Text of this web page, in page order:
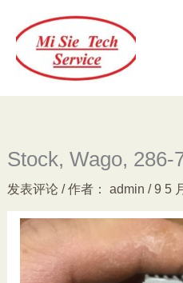
Stock, Wago, 286-
发表评论 / 作者： admin /9 5